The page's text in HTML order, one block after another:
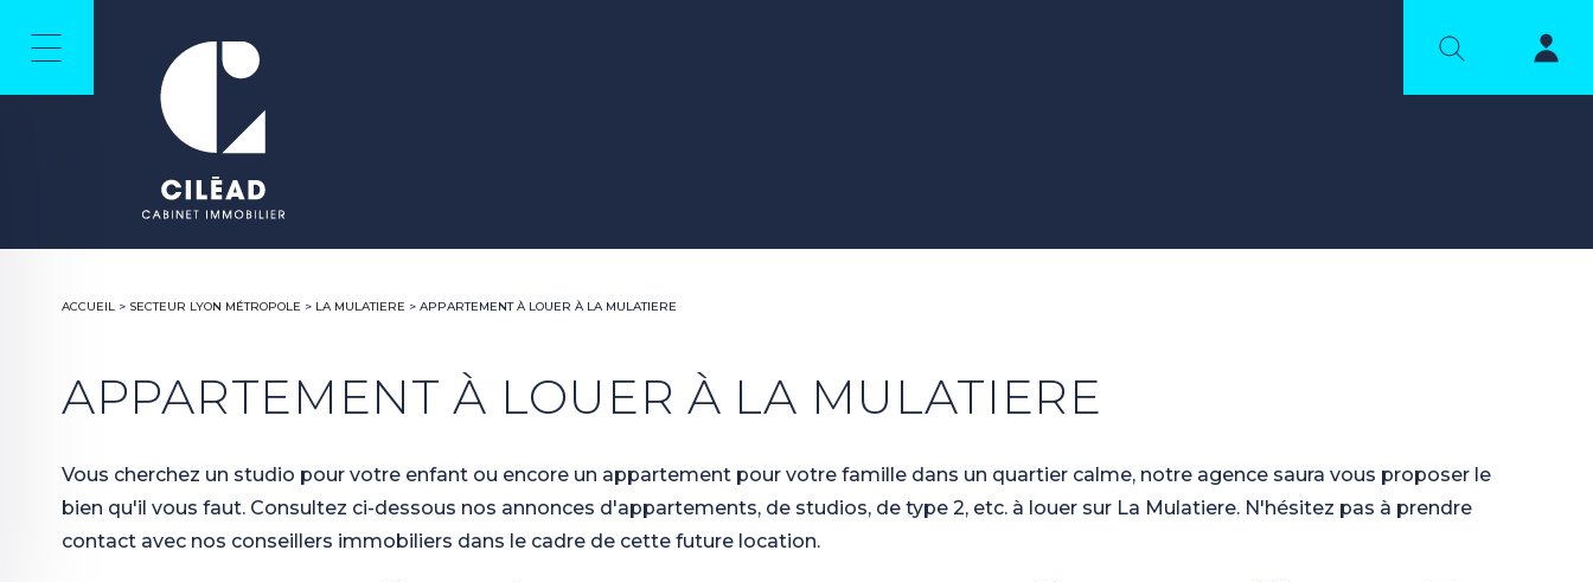
ACCUEIL > SECTEUR LYON MÉTROPOLE > LA MULATIERE > APPARTEMENT À LOUER À LA MULATIERE
APPARTEMENT À LOUER À LA MULATIERE
Vous cherchez un studio pour votre enfant ou encore un appartement pour votre famille dans un quartier calme, notre agence saura vous proposer le
bien qu'il vous faut. Consultez ci-dessous nos annonces d'appartements, de studios, de type 2, etc. à louer sur La Mulatiere. N'hésitez pas à prendre
contact avec nos conseillers immobiliers dans le cadre de cette future location.